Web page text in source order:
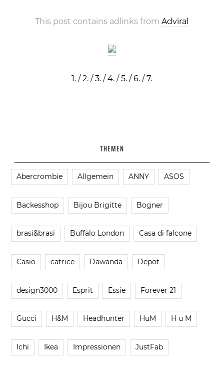
This post contains adlinks fromAdviral
1. /2. /3. /4. /5. /6. /7.
THEMEN
Abercrombie Allgemein ANNY ASOS
Backesshop Bijou Brigitte Bogner
brasi&brasi Buffalo London Casa di falcone
Casio catrice Dawanda Depot
design3000 Esprit Essie Forever 21
Gucci H&M Headhunter HuM H u M
Ichi Ikea Impressionen JustFab